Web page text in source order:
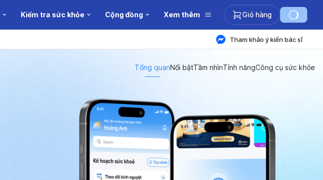
Kiểm tra sức khỏe Cộng đồng Xem thêm Giỏ hàng
Tham khảo ý kiến bác sĩ
Tổng quanNổi bậtTầm nhìnTính năngCông cụ sức khỏe